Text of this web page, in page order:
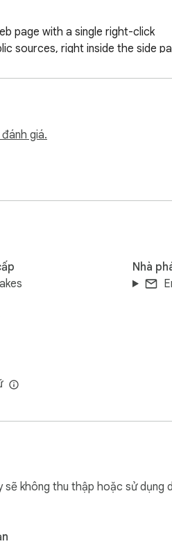
page with a single right-click
sources, right inside the side
online
ups, no extra windows
giá.
Nhà
không thu thập hoặc sử dụng